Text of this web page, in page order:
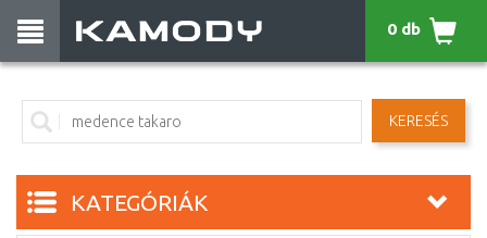
KERESÉS
0 db
KATEGÓRIÁK